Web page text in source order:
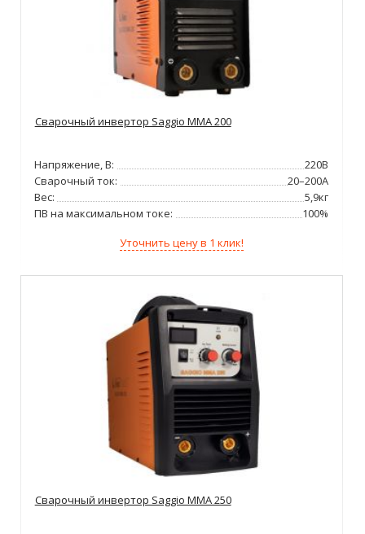
Сварочный инвертор Saggio MMA 200
Напряжение, В:
220В
Сварочный ток:
20–200А
Вес:
5,9кг
ПВ на максимальном токе:
100%
Уточнить цену в 1 клик!
Сварочный инвертор Saggio MMA 250